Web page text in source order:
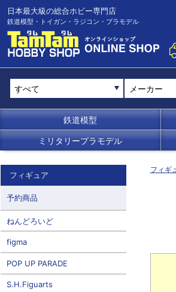
日本最大級の総合ホビー専門店
鉄道模型・トイガン・ラジコン・プラモデル
メーカー
鉄道模型
ミリタリープラモデル
フィギ
フィギュア
予約商品
ねんどろいど
figma
POP UP PARADE
S.H.Figuarts